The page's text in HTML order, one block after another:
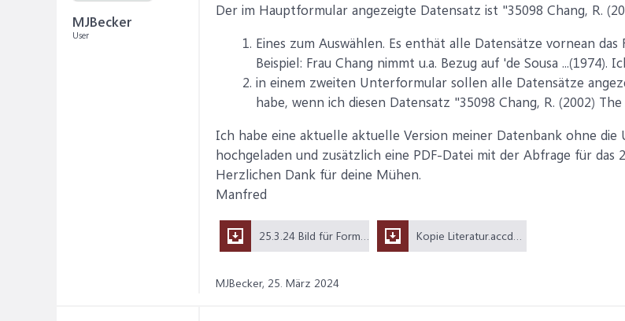
MJBecker
User
Der im Hauptformular angezeigte Datensatz ist "35098 Chang, R.
Eines zum Auswählen. Es enthät alle Datensätze vornean
Beispiel: Frau Chang nimmt u.a. Bezug auf 'de Sousa
in einem zweiten Unterformular sollen alle Datensätze
habe, wenn ich diesen Datensatz "35098 Chang, R. (2002)
Ich habe eine aktuelle aktuelle Version meiner Datenbank ohne
hochgeladen und zusätzlich eine PDF-Datei mit der Abfrage für das
Herzlichen Dank für deine Mühen.
Manfred
25.3.24 Bild für Form 1.pdf (24,2 KB) Kopie Literatur.accdb (736 KB)
MJBecker, 25. März 2024